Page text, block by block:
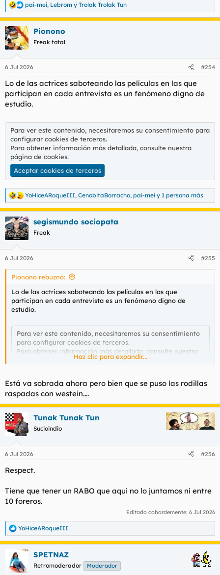
R
e
a
c
c
i
e
:
pai-mei, Lebrom y Trolak Trolak Tun
Pionono
Freak total
6 Jul 2026 #254
Lo de las actrices saboteando las películas en las que
participan en cada entrevista es un fenómeno digno de
estudio.
Para ver este contenido, necesitaremos su consentimiento para
configurar cookies de terceros.
Para obtener información más detallada, consulte nuestra
página de cookies.
Aceptar cookies de terceros
R
e
a
c
c
i
e
s
YoHiceARoqueIII, CenobitaBorracho, pai-mei y 1 persona más
segismundo sociopata
Freak
6 Jul 2026 #255
Pionono rebuznó:
Lo de las actrices saboteando las películas en las que
participan en cada entrevista es un fenómeno digno de
estudio.
Para ver este contenido, necesitaremos su consentimiento
para configurar cookies de terceros.
Para obtener información más detallada, consulte nuestra
.Haz clic para expandir...
Está va sobrada ahora pero bien que se puso las rodillas
raspadas con westein....
Tunak Tunak Tun
Sucioindio
6 Jul 2026 #256
Respect.
Tiene que tener un RABO que aqui no lo juntamos ni entre
10 foreros.
Editado cobardemente: 6 Jul 2026
R
e
a
c
i
YoHiceARoqueIII
SPETNAZ
Retromoderador Moderador